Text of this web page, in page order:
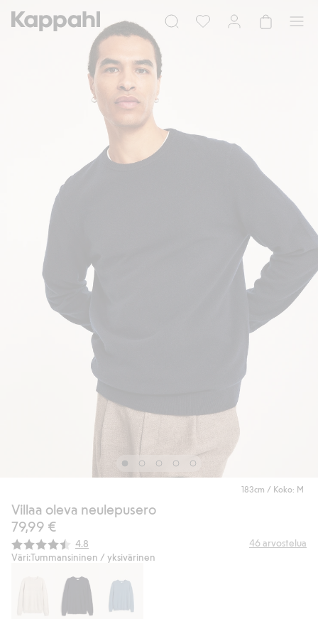
183cm / Koko: M
Villaa oleva neulepusero
79,99 €
Keskimääräinen luokitus:
4.8 46 arvostelua
Väri:Tummansininen / yksivärinen